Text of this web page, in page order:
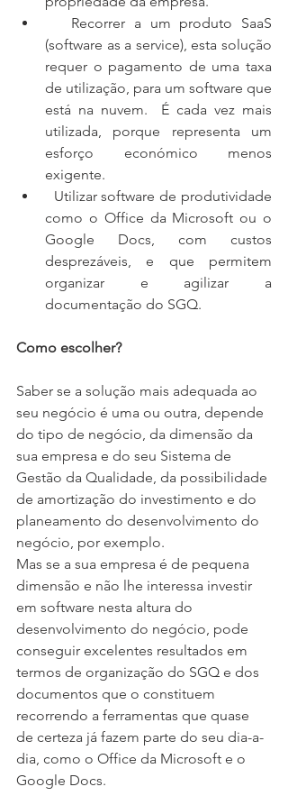
(software as a service), esta solução
requer o pagamento de uma taxa
de utilização, para um software que
está na nuvem.  É cada vez mais
utilizada, porque representa um
esforço económico menos
exigente.
como o Office da Microsoft ou o
Google Docs, com custos
desprezáveis, e que permitem
organizar e agilizar a
documentação do SGQ.
Como escolher?
Saber se a solução mais adequada ao
seu negócio é uma ou outra, depende
do tipo de negócio, da dimensão da
sua empresa e do seu Sistema de
Gestão da Qualidade, da possibilidade
de amortização do investimento e do
planeamento do desenvolvimento do
negócio, por exemplo.
Mas se a sua empresa é de pequena
dimensão e não lhe interessa investir
em software nesta altura do
desenvolvimento do negócio, pode
conseguir excelentes resultados em
termos de organização do SGQ e dos
documentos que o constituem
recorrendo a ferramentas que quase
de certeza já fazem parte do seu dia-a-
dia, como o Office da Microsoft e o
Google Docs.